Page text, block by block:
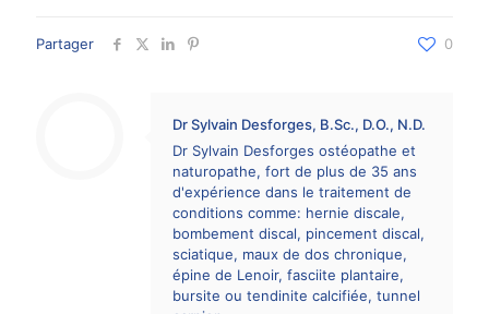
Partager 0
Dr Sylvain Desforges, B.Sc., D.O., N.D.
Dr Sylvain Desforges ostéopathe et
naturopathe, fort de plus de 35 ans
d'expérience dans le traitement de
conditions comme: hernie discale,
bombement discal, pincement discal,
sciatique, maux de dos chronique,
épine de Lenoir, fasciite plantaire,
bursite ou tendinite calcifiée, tunnel